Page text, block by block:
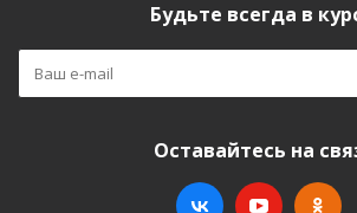
Будьте всегда в
Оставайтесь на